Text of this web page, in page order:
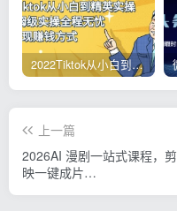
2022Tiktok从小白到精英实操，0-1保姆级实操全程无忧，多种变现赚钱方式
上一篇
2026AI 漫剧一站式课程，剪
映一键成片